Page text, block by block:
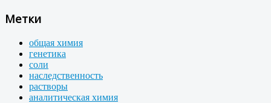
Метки
общая химия
генетика
соли
наследственность
растворы
аналитическая химия